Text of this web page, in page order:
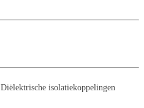
Diëlektrische isolatiekoppelingen